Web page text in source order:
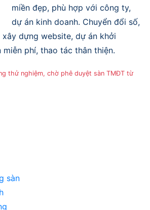
miền đẹp, phù hợp với công ty,
dự án kinh doanh. Chuyển đổi số,
xây dựng website, dự án khởi
miễn phí, thao tác thân thiện.
thử nghiệm, chờ phê duyệt sàn TMĐT từ
sàn